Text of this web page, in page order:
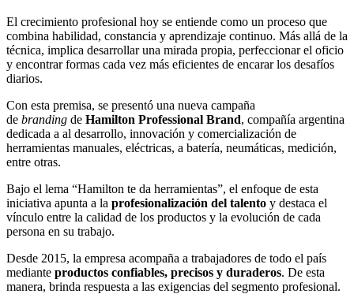
El crecimiento profesional hoy se entiende como un proceso que
combina habilidad, constancia y aprendizaje continuo. Más allá de la
técnica, implica desarrollar una mirada propia, perfeccionar el oficio
y encontrar formas cada vez más eficientes de encarar los desafíos
diarios.
Con esta premisa, se presentó una nueva campaña
de branding de Hamilton Professional Brand, compañía argentina
dedicada a al desarrollo, innovación y comercialización de
herramientas manuales, eléctricas, a batería, neumáticas, medición,
entre otras.
Bajo el lema “Hamilton te da herramientas”, el enfoque de esta
iniciativa apunta a la profesionalización del talento y destaca el
vínculo entre la calidad de los productos y la evolución de cada
persona en su trabajo.
Desde 2015, la empresa acompaña a trabajadores de todo el país
mediante productos confiables, precisos y duraderos. De esta
manera, brinda respuesta a las exigencias del segmento profesional.